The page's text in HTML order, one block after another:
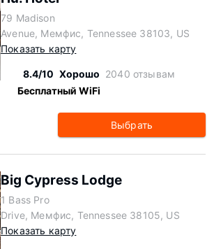
79 Madison
Avenue, Мемфис, Tennessee 38103, US
Показать карту
8.4/10 Хорошо 2040 отзывам
Бесплатный WiFi
Выбрать
Big Cypress Lodge
1 Bass Pro
Drive, Мемфис, Tennessee 38105, US
Показать карту